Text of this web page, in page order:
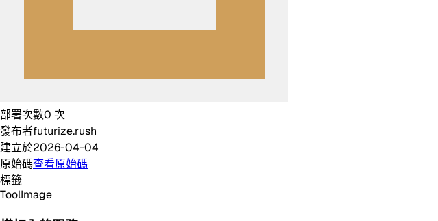
部署次數0 次
發布者futurize.rush
建立於2026-04-04
原始碼查看原始碼
標籤
ToolImage